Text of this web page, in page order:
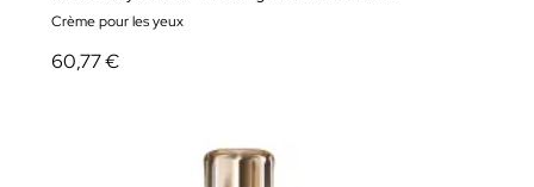
Crème pour les yeux
60,77 €